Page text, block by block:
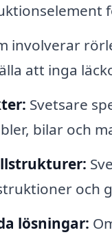
involverar
att inga
Svetsare
bilar och
och
lösningar: